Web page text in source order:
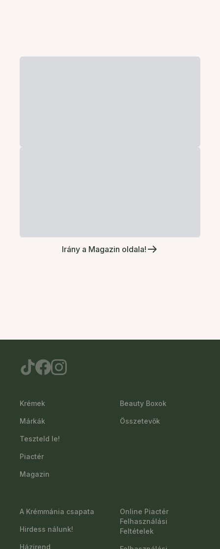
Irány a Magazin oldala!
Krémek
Márkák
Teszteld le!
Piactér
Magazin
Beauty Boxok
Összetevők
A Krémmánia csapata
Hirdess nálunk!
Házirend
Online Piactér
Felhasználási
Feltételek